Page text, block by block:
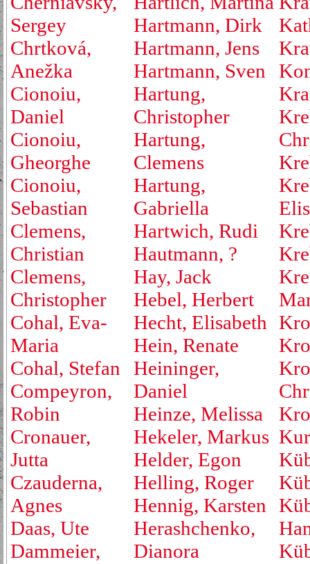
Sergey
Chrtková,
Anežka
Cionoiu,
Daniel
Cionoiu,
Gheorghe
Cionoiu,
Sebastian
Clemens,
Christian
Clemens,
Christopher
Cohal, Eva-
Maria
Cohal, Stefan
Compeyron,
Robin
Cronauer,
Jutta
Czauderna,
Agnes
Daas, Ute
Dammeier,
Hartmann, Dirk
Hartmann, Jens
Hartmann, Sven
Hartung,
Christopher
Hartung,
Clemens
Hartung,
Gabriella
Hartwich, Rudi
Hautmann, ?
Hay, Jack
Hebel, Herbert
Hecht, Elisabeth
Hein, Renate
Heininger,
Daniel
Heinze, Melissa
Hekeler, Markus
Helder, Egon
Helling, Roger
Hennig, Karsten
Herashchenko,
Dianora